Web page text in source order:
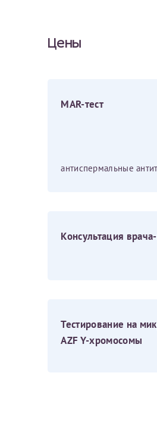
Цены
MAR-тест
антиспермальные
Консультация
Тестирование на
AZF Y-хромосомы